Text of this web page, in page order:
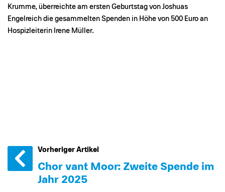
Krumme, überreichte am ersten Geburtstag von Joshuas
Engelreich die gesammelten Spenden in Höhe von 500 Euro an
Hospizleiterin Irene Müller.
Vorheriger Artikel
Chor van´t Moor: Zweite Spende im
Jahr 2025